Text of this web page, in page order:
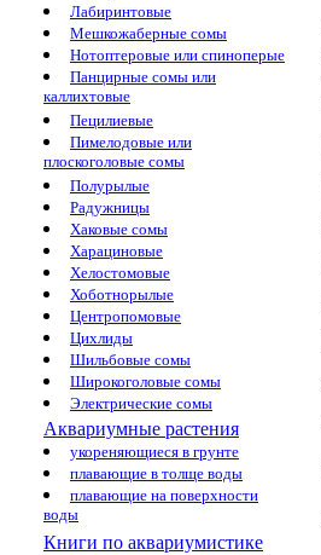
Лабиринтовые
Мешкожаберные сомы
Нотоптеровые или спиноперые
Панцирные сомы или
каллихтовые
Пецилиевые
Пимелодовые или
плоскоголовые сомы
Полурылые
Радужницы
Хаковые сомы
Харациновые
Хелостомовые
Хоботнорылые
Центропомовые
Цихлиды
Шильбовые сомы
Широкоголовые сомы
Электрические сомы
Аквариумные растения
укореняющиеся в грунте
плавающие в толще воды
плавающие на поверхности
воды
Книги по аквариумистике